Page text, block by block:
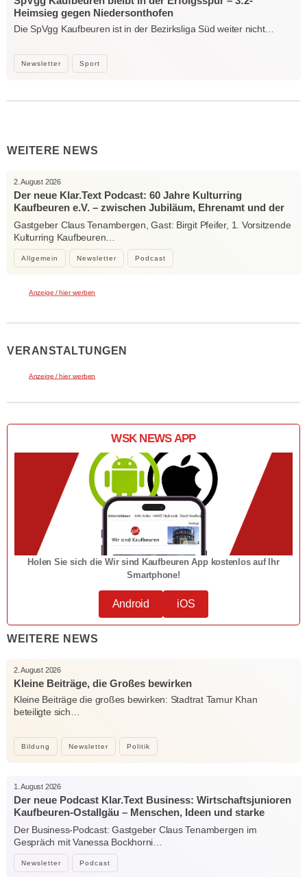
Newsletter Sport
Heimsieg gegen Niedersonthofen
Die SpVgg Kaufbeuren ist in der Bezirksliga Süd weiter nicht…
WEITERE NEWS
Allgemein Newsletter Podcast
2. August 2026
Der neue Klar.Text Podcast: 60 Jahre Kulturring
Kaufbeuren e.V. – zwischen Jubiläum, Ehrenamt und der
Kraft der Kultur
Gastgeber Claus Tenambergen, Gast: Birgit Pfeifer, 1. Vorsitzende
Kulturring Kaufbeuren…
Anzeige / hier werben
VERANSTALTUNGEN
Anzeige / hier werben
WSK NEWS APP
Holen Sie sich die Wir sind Kaufbeuren App kostenlos auf Ihr
Smartphone!
Android iOS
WEITERE NEWS
Bildung Newsletter Politik
2. August 2026
Kleine Beiträge, die Großes bewirken
Kleine Beiträge die großes bewirken: Stadtrat Tamur Khan
beteiligte sich…
Newsletter Podcast
1. August 2026
Der neue Podcast Klar.Text Business: Wirtschaftsjunioren
Kaufbeuren-Ostallgäu – Menschen, Ideen und starke
Verbindungen
Der Business-Podcast: Gastgeber Claus Tenambergen im
Gespräch mit Vanessa Bockhorni…